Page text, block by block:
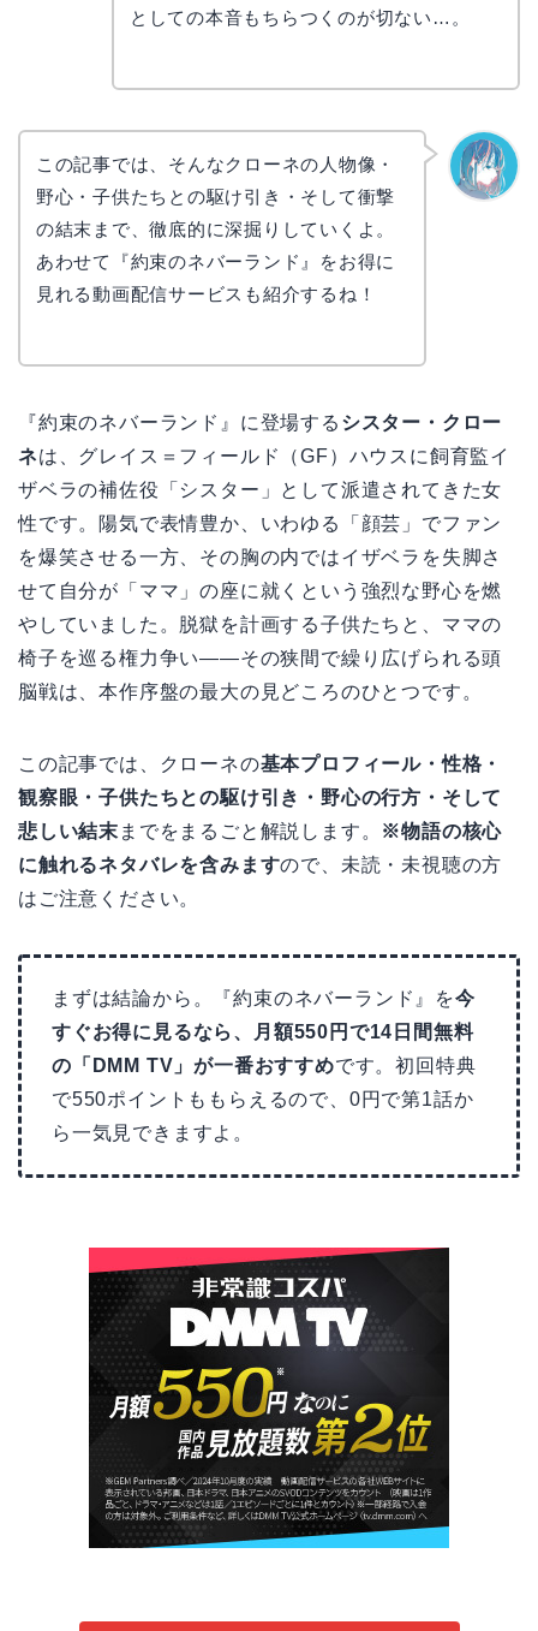
としての本音もちらつくのが切ない…。
この記事では、そんなクローネの人物像・
野心・子供たちとの駆け引き・そして衝撃
の結末まで、徹底的に深掘りしていくよ。
あわせて『約束のネバーランド』をお得に
見れる動画配信サービスも紹介するね！
『約束のネバーランド』に登場する シスター・クロー
ネは、グレイス＝フィールド（GF）ハウスに飼育監イ
ザベラの補佐役「シスター」として派遣されてきた女
性です。陽気で表情豊か、いわゆる「顔芸」でファン
を爆笑させる一方、その胸の内ではイザベラを失脚さ
せて自分が「ママ」の座に就くという強烈な野心を燃
やしていました。脱獄を計画する子供たちと、ママの
椅子を巡る権力争い――その狭間で繰り広げられる頭
脳戦は、本作序盤の最大の見どころのひとつです。
この記事では、クローネの基本プロフィール・性格・
観察眼・子供たちとの駆け引き・野心の行方・そして
悲しい結末 までをまるごと解説します。 ※物語の核心
に触れるネタバレを含みますので、未読・未視聴の方
はご注意ください。
まずは結論から。『約束のネバーランド』を今
すぐお得に見るなら、月額550円で14日間無料
の「DMM TV」が一番おすすめです。初回特典
で550ポイントももらえるので、0円で第1話か
ら一気見できますよ。